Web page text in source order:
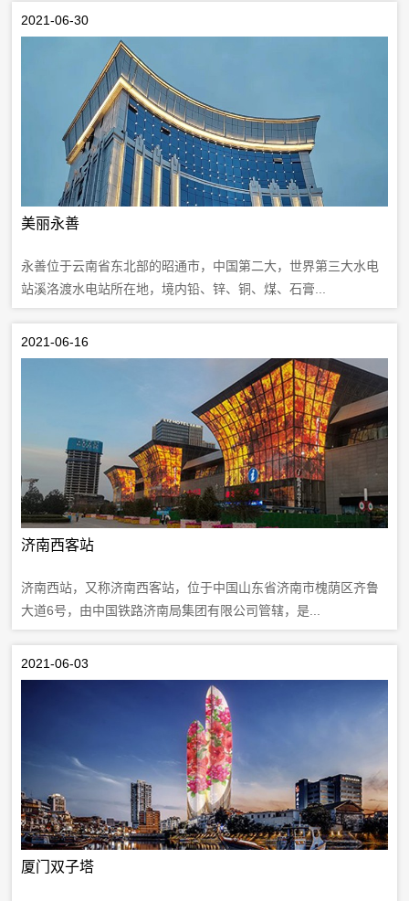
2021-06-30
美丽永善
永善位于云南省东北部的昭通市，中国第二大，世界第三大水电
站溪洛渡水电站所在地，境内铅、锌、铜、煤、石膏...
2021-06-16
济南西客站
济南西站，又称济南西客站，位于中国山东省济南市槐荫区齐鲁
大道6号，由中国铁路济南局集团有限公司管辖，是...
2021-06-03
厦门双子塔